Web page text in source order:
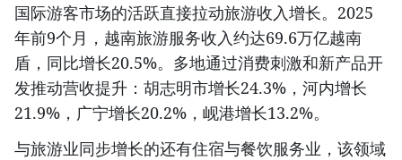
国际游客市场的活跃直接拉动旅游收入增长。2025
年前9个月，越南旅游服务收入约达69.6万亿越南
盾，同比增长20.5%。多地通过消费刺激和新产品开
发推动营收提升：胡志明市增长24.3%，河内增长
21.9%，广宁增长20.2%，岘港增长13.2%。
与旅游业同步增长的还有住宿与餐饮服务业，该领域